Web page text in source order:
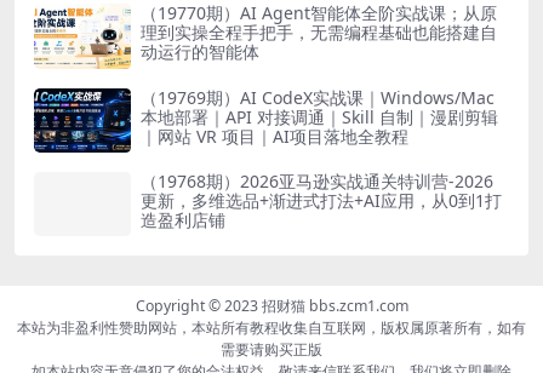
（19770期）AI Agent智能体全阶实战课；从原
理到实操全程手把手，无需编程基础也能搭建自
动运行的智能体
（19769期）AI CodeX实战课｜Windows/Mac
本地部署｜API 对接调通｜Skill 自制｜漫剧剪辑
｜网站 VR 项目｜AI项目落地全教程
（19768期）2026亚马逊实战通关特训营-2026
更新，多维选品+渐进式打法+AI应用，从0到1打
造盈利店铺
Copyright © 2023 招财猫 bbs.zcm1.com
本站为非盈利性赞助网站，本站所有教程收集自互联网，版权属原著所有，如有
需要请购买正版